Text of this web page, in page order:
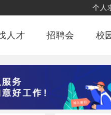
个人
人才 招聘会 校